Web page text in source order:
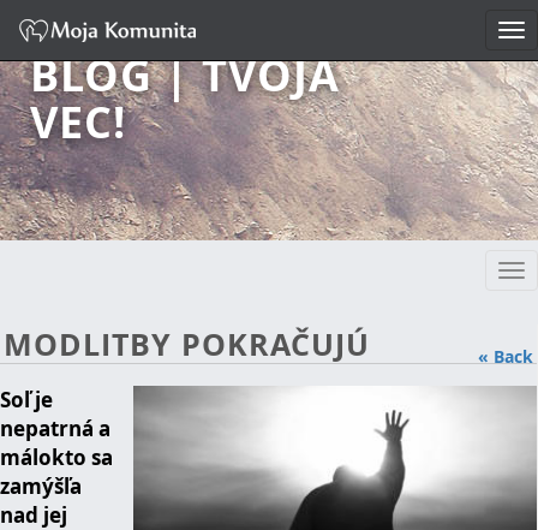
BLOG | TVOJA
VEC!
« Back
MODLITBY POKRAČUJÚ
Soľ je
nepatrná a
málokto sa
zamýšľa
nad jej